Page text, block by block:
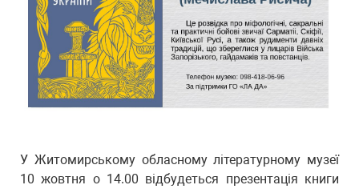
У Житомирському обласному літературному музеї
10 жовтня о 14.00 відбудеться презентація книги